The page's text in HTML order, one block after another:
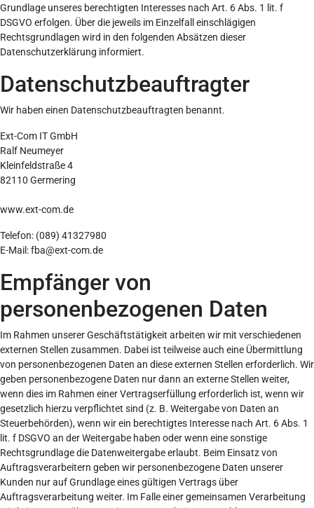
Grundlage unseres berechtigten Interesses nach Art. 6 Abs. 1 lit. f
DSGVO erfolgen. Über die jeweils im Einzelfall einschlägigen
Rechtsgrundlagen wird in den folgenden Absätzen dieser
Datenschutzerklärung informiert.
Datenschutz­beauftragter
Wir haben einen Datenschutzbeauftragten benannt.
Ext-Com IT GmbH
Ralf Neumeyer
Kleinfeldstraße 4
82110 Germering
www.ext-com.de
Telefon: (089) 41327980
E-Mail: fba@ext-com.de
Empfänger von
personenbezogenen Daten
Im Rahmen unserer Geschäftstätigkeit arbeiten wir mit verschiedenen
externen Stellen zusammen. Dabei ist teilweise auch eine Übermittlung
von personenbezogenen Daten an diese externen Stellen erforderlich. Wir
geben personenbezogene Daten nur dann an externe Stellen weiter,
wenn dies im Rahmen einer Vertragserfüllung erforderlich ist, wenn wir
gesetzlich hierzu verpflichtet sind (z. B. Weitergabe von Daten an
Steuerbehörden), wenn wir ein berechtigtes Interesse nach Art. 6 Abs. 1
lit. f DSGVO an der Weitergabe haben oder wenn eine sonstige
Rechtsgrundlage die Datenweitergabe erlaubt. Beim Einsatz von
Auftragsverarbeitern geben wir personenbezogene Daten unserer
Kunden nur auf Grundlage eines gültigen Vertrags über
Auftragsverarbeitung weiter. Im Falle einer gemeinsamen Verarbeitung